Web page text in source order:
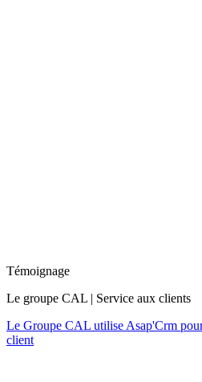
Témoignage
Le groupe CAL | Service aux clients
Le Groupe CAL utilise Asap'Crm
client